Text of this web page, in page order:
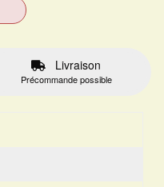
Livraison
Précommande possible